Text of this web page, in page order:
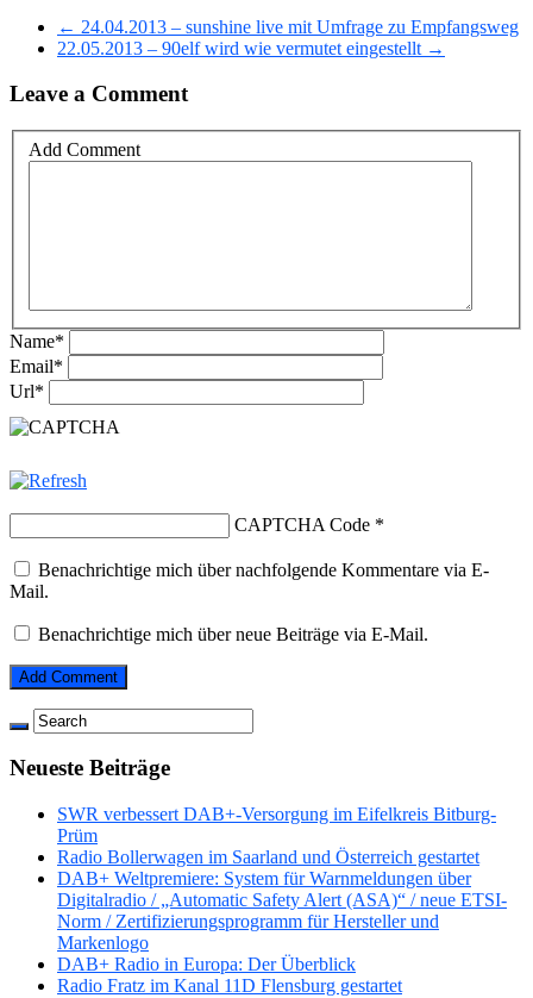
← 24.04.2013 – sunshine live mit Umfrage zu Empfangsweg
22.05.2013 – 90elf wird wie vermutet eingestellt →
Leave a Comment
Add Comment
Name*
Email*
Url*
CAPTCHA Code *
Benachrichtige mich über nachfolgende Kommentare via E-
Mail.
Benachrichtige mich über neue Beiträge via E-Mail.
Neueste Beiträge
SWR verbessert DAB+-Versorgung im Eifelkreis Bitburg-
Prüm
Radio Bollerwagen im Saarland und Österreich gestartet
DAB+ Weltpremiere: System für Warnmeldungen über
Digitalradio / „Automatic Safety Alert (ASA)“ / neue ETSI-
Norm / Zertifizierungsprogramm für Hersteller und
Markenlogo
DAB+ Radio in Europa: Der Überblick
Radio Fratz im Kanal 11D Flensburg gestartet